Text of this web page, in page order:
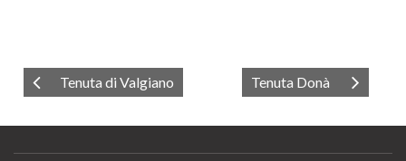
Tenuta di Valgiano Tenuta Donà